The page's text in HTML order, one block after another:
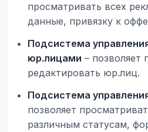
просматривать всех
данные, привязку к
Подсистема
юр.лицами – позволяет
редактировать юр.лиц.
Подсистема
позволяет
различным статусам,